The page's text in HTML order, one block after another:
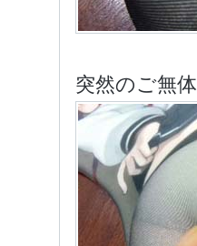
突然のご無体